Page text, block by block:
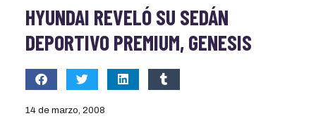
HYUNDAI REVELÓ SU SEDÁN
DEPORTIVO PREMIUM, GENESIS
14 de marzo, 2008